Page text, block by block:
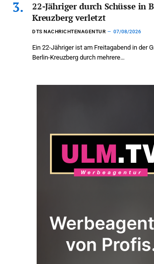
22-Jähriger durch Schüsse in
Kreuzberg verletzt
DTS NACHRICHTENAGENTUR 07/08/2026
Ein 22-Jähriger ist am Freitagabend in der
Berlin-Kreuzberg durch mehrere…